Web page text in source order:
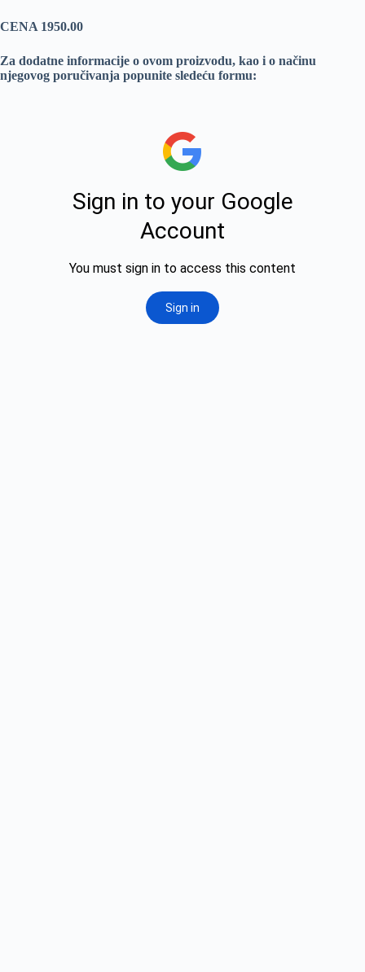
CENA 1950.00
Za dodatne informacije o ovom proizvodu, kao i o načinu
njegovog poručivanja popunite sledeću formu: